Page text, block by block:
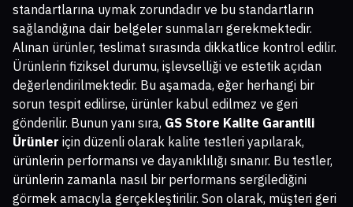
standartlarına uymak zorundadır ve bu standartların
sağlandığına dair belgeler sunmaları gerekmektedir.
Alınan ürünler, teslimat sırasında dikkatlice kontrol edilir.
Ürünlerin fiziksel durumu, işlevselliği ve estetik açıdan
değerlendirilmektedir. Bu aşamada, eğer herhangi bir
sorun tespit edilirse, ürünler kabul edilmez ve geri
gönderilir. Bunun yanı sıra, GS Store Kalite Garantili
Ürünler için düzenli olarak kalite testleri yapılarak,
ürünlerin performansı ve dayanıklılığı sınanır. Bu testler,
ürünlerin zamanla nasıl bir performans sergilediğini
görmek amacıyla gerçekleştirilir. Son olarak, müşteri geri